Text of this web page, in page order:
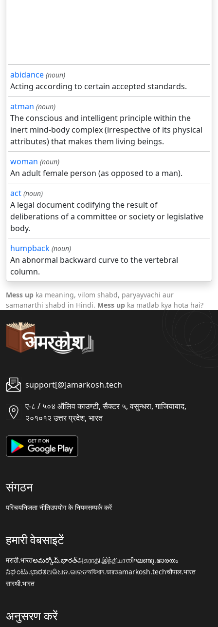
abidance (noun)
Acting according to certain accepted standards.
atman (noun)
The conscious and intelligent principle within the
inert mind-body complex (irrespective of its physical
attributes) that makes them living beings.
woman (noun)
An adult female person (as opposed to a man).
act (noun)
A legal document codifying the result of
deliberations of a committee or society or legislative
body.
humpback (noun)
An abnormal backward curve to the vertebral
column.
Mess up ka meaning, vilom shabd, paryayvachi aur
samanarthi shabd in Hindi. Mess up ka matlab kya hota hai?
support[@]amarkosh.tech
ए-८ / ५०४ ऑलिव काउण्टी, सैक्टर ५, वसुन्धरा, गाजियाबाद,
२०१०१२ उत्तर प्रदेश, भारत
संगठन
परिचयनिजता नीतिउपयोग के नियमसम्पर्क करें
हमारी वेबसाइटें
मराठी.भारतఅమర్కోష్.భారత్அகராதி.இந்தியாനിഘണ്ടു.ഭാരതം
ನಿಘಂಟು.ಭಾರತଅଭିଧାନ.ଭାରତঅভিধান.ভারতamarkosh.techचौपाल.भारत
सारथी.भारत
अनुसरण करें